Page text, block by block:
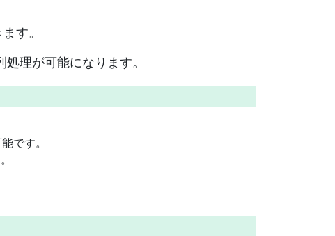
す。
理が可能になります。
です。